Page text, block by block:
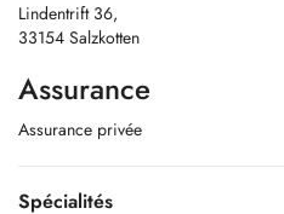
Lindentrift 36,
33154 Salzkotten
Assurance
Assurance privée
Spécialités